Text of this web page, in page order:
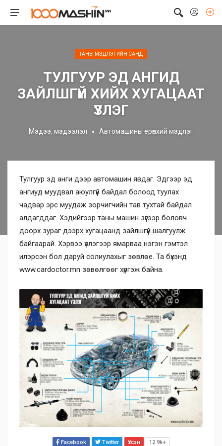
ТАНЫ МЭДЛЭГИЙН САНД
ТУЛГУУР ЭД АНГИД
ЗАЙЛШГҮЙ ХИЙХ ХУГАЦААТ
ҮЗЛЭГ
Мэдээ, мэдээлэл Автомашины ерөнхий мэдлэг
Тулгуур эд анги дээр автомашин явдаг. Эдгээр эд
ангиуд муудвал аюулгүй байдал болоод туулах
чадвар эрс муудаж зорчигчийн тав тухтай байдал
алдагддаг. Хэдийгээр таны машин зүгээр боловч
доорх зураг дээрх хугацаанд зайлшгүй шалгуулж
байгаарай. Хэрвээ үзлэгээр ямарваа нэгэн гэмтэл
илэрсэн бол даруй солиулахыг зөвлөе. Та бүхэнд
www.cardoctor.mn зөвөлгөөг хүргэж байна.
Facebook Twitter Үзсэн 12.9k+